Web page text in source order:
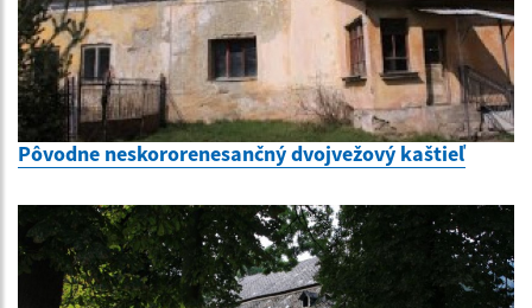
Pôvodne neskororenesančný dvojvežový kaštieľ